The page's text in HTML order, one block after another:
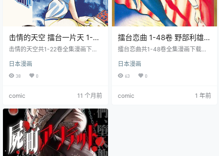
击情的天空 擂台一片天 1-22
卷 野部利雄 漫画百度网盘下
击情的天空共1-22卷全集漫画下
和矮小、高傲但充满谜团的转学生
冲田空之间的故事。冲田空参加拳
击比赛，逐渐成长并迎接更大的挑
日本漫画
38 0
comic 11 个月前
擂台恋曲 1-48卷 野部利雄
漫画百度网盘下载
擂台恋曲共1-48卷全集漫画下载，
见，转学第一天遇到了新生江川
望。江川望看出辽太郎潜力，鼓励
他克服自卑，追求拳击擂台最高荣
日本漫画
63 0
comic 1 年前